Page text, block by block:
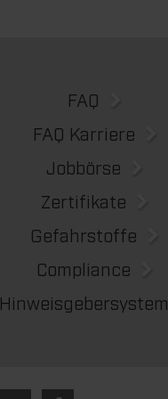
FAQ
FAQ Karriere
Jobbörse
Zertifikate
Gefahrstoffe
Compliance
Hinweisgebersystem